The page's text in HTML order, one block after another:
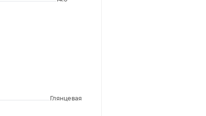
Глянцевая